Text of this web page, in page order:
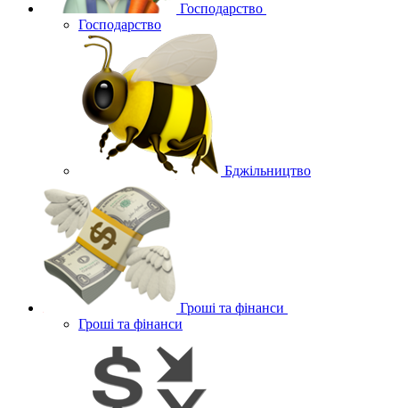
Господарство
Господарство
Бджільництво
Гроші та фінанси
Гроші та фінанси